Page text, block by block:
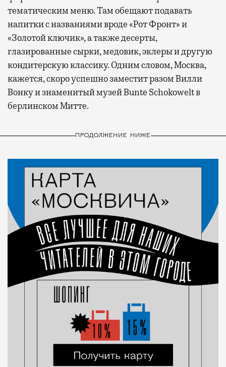
тематическим меню. Там обещают подавать
напитки с названиями вроде «Рот Фронт» и
«Золотой ключик», а также десерты,
глазированные сырки, медовик, эклеры и другую
кондитерскую классику. Одним словом, Москва,
кажется, скоро успешно заместит разом Вилли
Вонку и знаменитый музей Bunte Schokowelt в
берлинском Митте.
ПРОДОЛЖЕНИЕ НИЖЕ